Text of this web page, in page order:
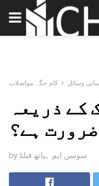
وسائل کام جگہ مواصلات
کے ذریعہ
ہے؟
by سوسن ایم ہیاتھ فیلڈ